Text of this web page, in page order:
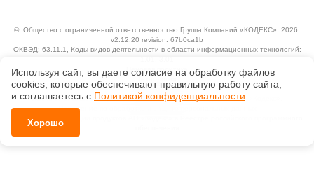
© Общество с ограниченной ответственностью Группа Компаний «КОДЕКС» , 2026,
v2.12.20 revision: 67b0ca1b
ОКВЭД: 63.11.1, Коды видов деятельности в области информационных технологий:
Исключительные авторские и смежные права принадлежат АО «Кодекс».
Положение по обработке и защите персональных данных
Справка о регистрации продуктов АО «Кодекс» в Реестре российского программного
Используя сайт, вы даете согласие на обработку файлов
сооkiеs, которые обеспечивают правильную работу сайта,
и соглашаетесь с Политикой конфиденциальности
Хорошо